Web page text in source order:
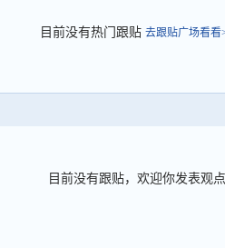
目前没有热门跟贴 去跟贴广场看看
目前没有跟贴，欢迎你发表观点